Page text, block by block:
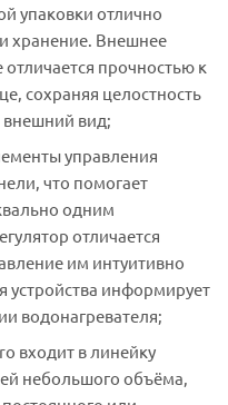
упаковки отлично
хранение. Внешнее
прочностью к
сохраняя целостность
вид;
управления
что помогает
одним
отличается
им интуитивно
устройства информирует
водонагревателя;
входит в линейку
небольшого объёма,